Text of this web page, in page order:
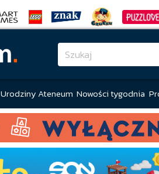
Urodziny Ateneum Nowości tygodnia